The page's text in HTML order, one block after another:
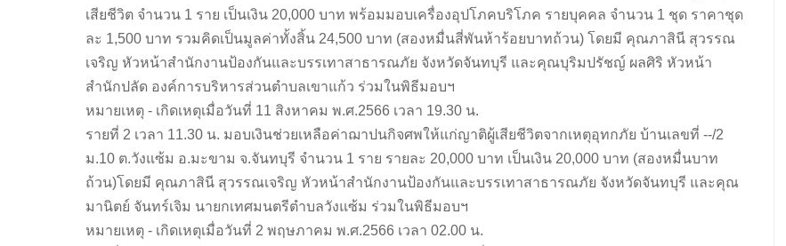
เสียชีวิต จำนวน 1 ราย เป็นเงิน 20,000 บาท พร้อมมอบเครื่องอุปโภคบริโภค รายบุคคล จำนวน 1 ชุด ราคาชุด
ละ 1,500 บาท รวมคิดเป็นมูลค่าทั้งสิ้น 24,500 บาท (สองหมื่นสี่พันห้าร้อยบาทถ้วน) โดยมี คุณภาสินี สุวรรณ
เจริญ หัวหน้าสำนักงานป้องกันและบรรเทาสาธารณภัย จังหวัดจันทบุรี และคุณบุริมปรัชญ์ ผลศิริ หัวหน้า
สำนักปลัด องค์การบริหารส่วนตำบลเขาแก้ว ร่วมในพิธีมอบฯ
หมายเหตุ - เกิดเหตุเมื่อวันที่ 11 สิงหาคม พ.ศ.2566 เวลา 19.30 น.
รายที่ 2 เวลา 11.30 น. มอบเงินช่วยเหลือค่าฌาปนกิจศพให้แก่ญาติผู้เสียชีวิตจากเหตุอุทกภัย บ้านเลขที่ --/2
ม.10 ต.วังแซ้ม อ.มะขาม จ.จันทบุรี จำนวน 1 ราย รายละ 20,000 บาท เป็นเงิน 20,000 บาท (สองหมื่นบาท
ถ้วน)โดยมี คุณภาสินี สุวรรณเจริญ หัวหน้าสำนักงานป้องกันและบรรเทาสาธารณภัย จังหวัดจันทบุรี และคุณ
มานิตย์ จันทร์เจิม นายกเทศมนตรีตำบลวังแซ้ม ร่วมในพิธีมอบฯ
หมายเหตุ - เกิดเหตุเมื่อวันที่ 2 พฤษภาคม พ.ศ.2566 เวลา 02.00 น.